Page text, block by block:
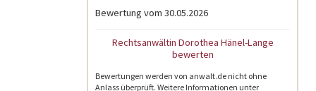
Bewertung vom 30.05.2026
Rechtsanwältin Dorothea Hänel-Lange
bewerten
Bewertungen werden von anwalt.de nicht ohne
Anlass überprüft. Weitere Informationen unter